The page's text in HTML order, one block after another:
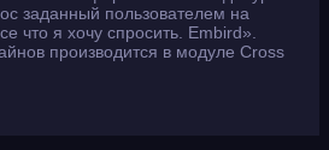
заданный пользователем на
что я хочу спросить. Embird».
производится в модуле Cross